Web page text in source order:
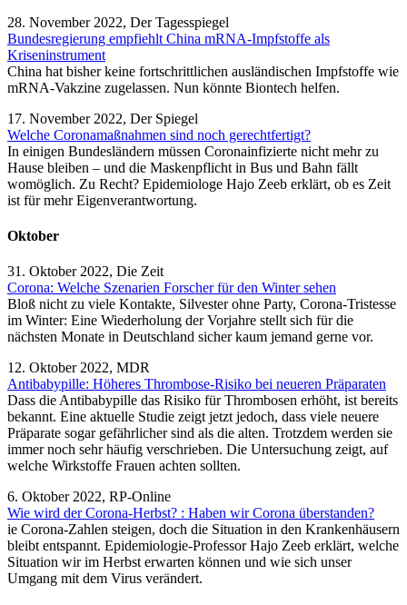
28. November 2022, Der Tagesspiegel
Bundesregierung empfiehlt China mRNA-Impfstoffe als
Kriseninstrument
China hat bisher keine fortschrittlichen ausländischen Impfstoffe wie
mRNA-Vakzine zugelassen. Nun könnte Biontech helfen.
17. November 2022, Der Spiegel
Welche Coronamaßnahmen sind noch gerechtfertigt?
In einigen Bundesländern müssen Coronainfizierte nicht mehr zu
Hause bleiben – und die Maskenpflicht in Bus und Bahn fällt
womöglich. Zu Recht? Epidemiologe Hajo Zeeb erklärt, ob es Zeit
ist für mehr Eigenverantwortung.
Oktober
31. Oktober 2022, Die Zeit
Corona: Welche Szenarien Forscher für den Winter sehen
Bloß nicht zu viele Kontakte, Silvester ohne Party, Corona-Tristesse
im Winter: Eine Wiederholung der Vorjahre stellt sich für die
nächsten Monate in Deutschland sicher kaum jemand gerne vor.
12. Oktober 2022, MDR
Antibabypille: Höheres Thrombose-Risiko bei neueren Präparaten
Dass die Antibabypille das Risiko für Thrombosen erhöht, ist bereits
bekannt. Eine aktuelle Studie zeigt jetzt jedoch, dass viele neuere
Präparate sogar gefährlicher sind als die alten. Trotzdem werden sie
immer noch sehr häufig verschrieben. Die Untersuchung zeigt, auf
welche Wirkstoffe Frauen achten sollten.
6. Oktober 2022, RP-Online
Wie wird der Corona-Herbst? : Haben wir Corona überstanden?
ie Corona-Zahlen steigen, doch die Situation in den Krankenhäusern
bleibt entspannt. Epidemiologie-Professor Hajo Zeeb erklärt, welche
Situation wir im Herbst erwarten können und wie sich unser
Umgang mit dem Virus verändert.